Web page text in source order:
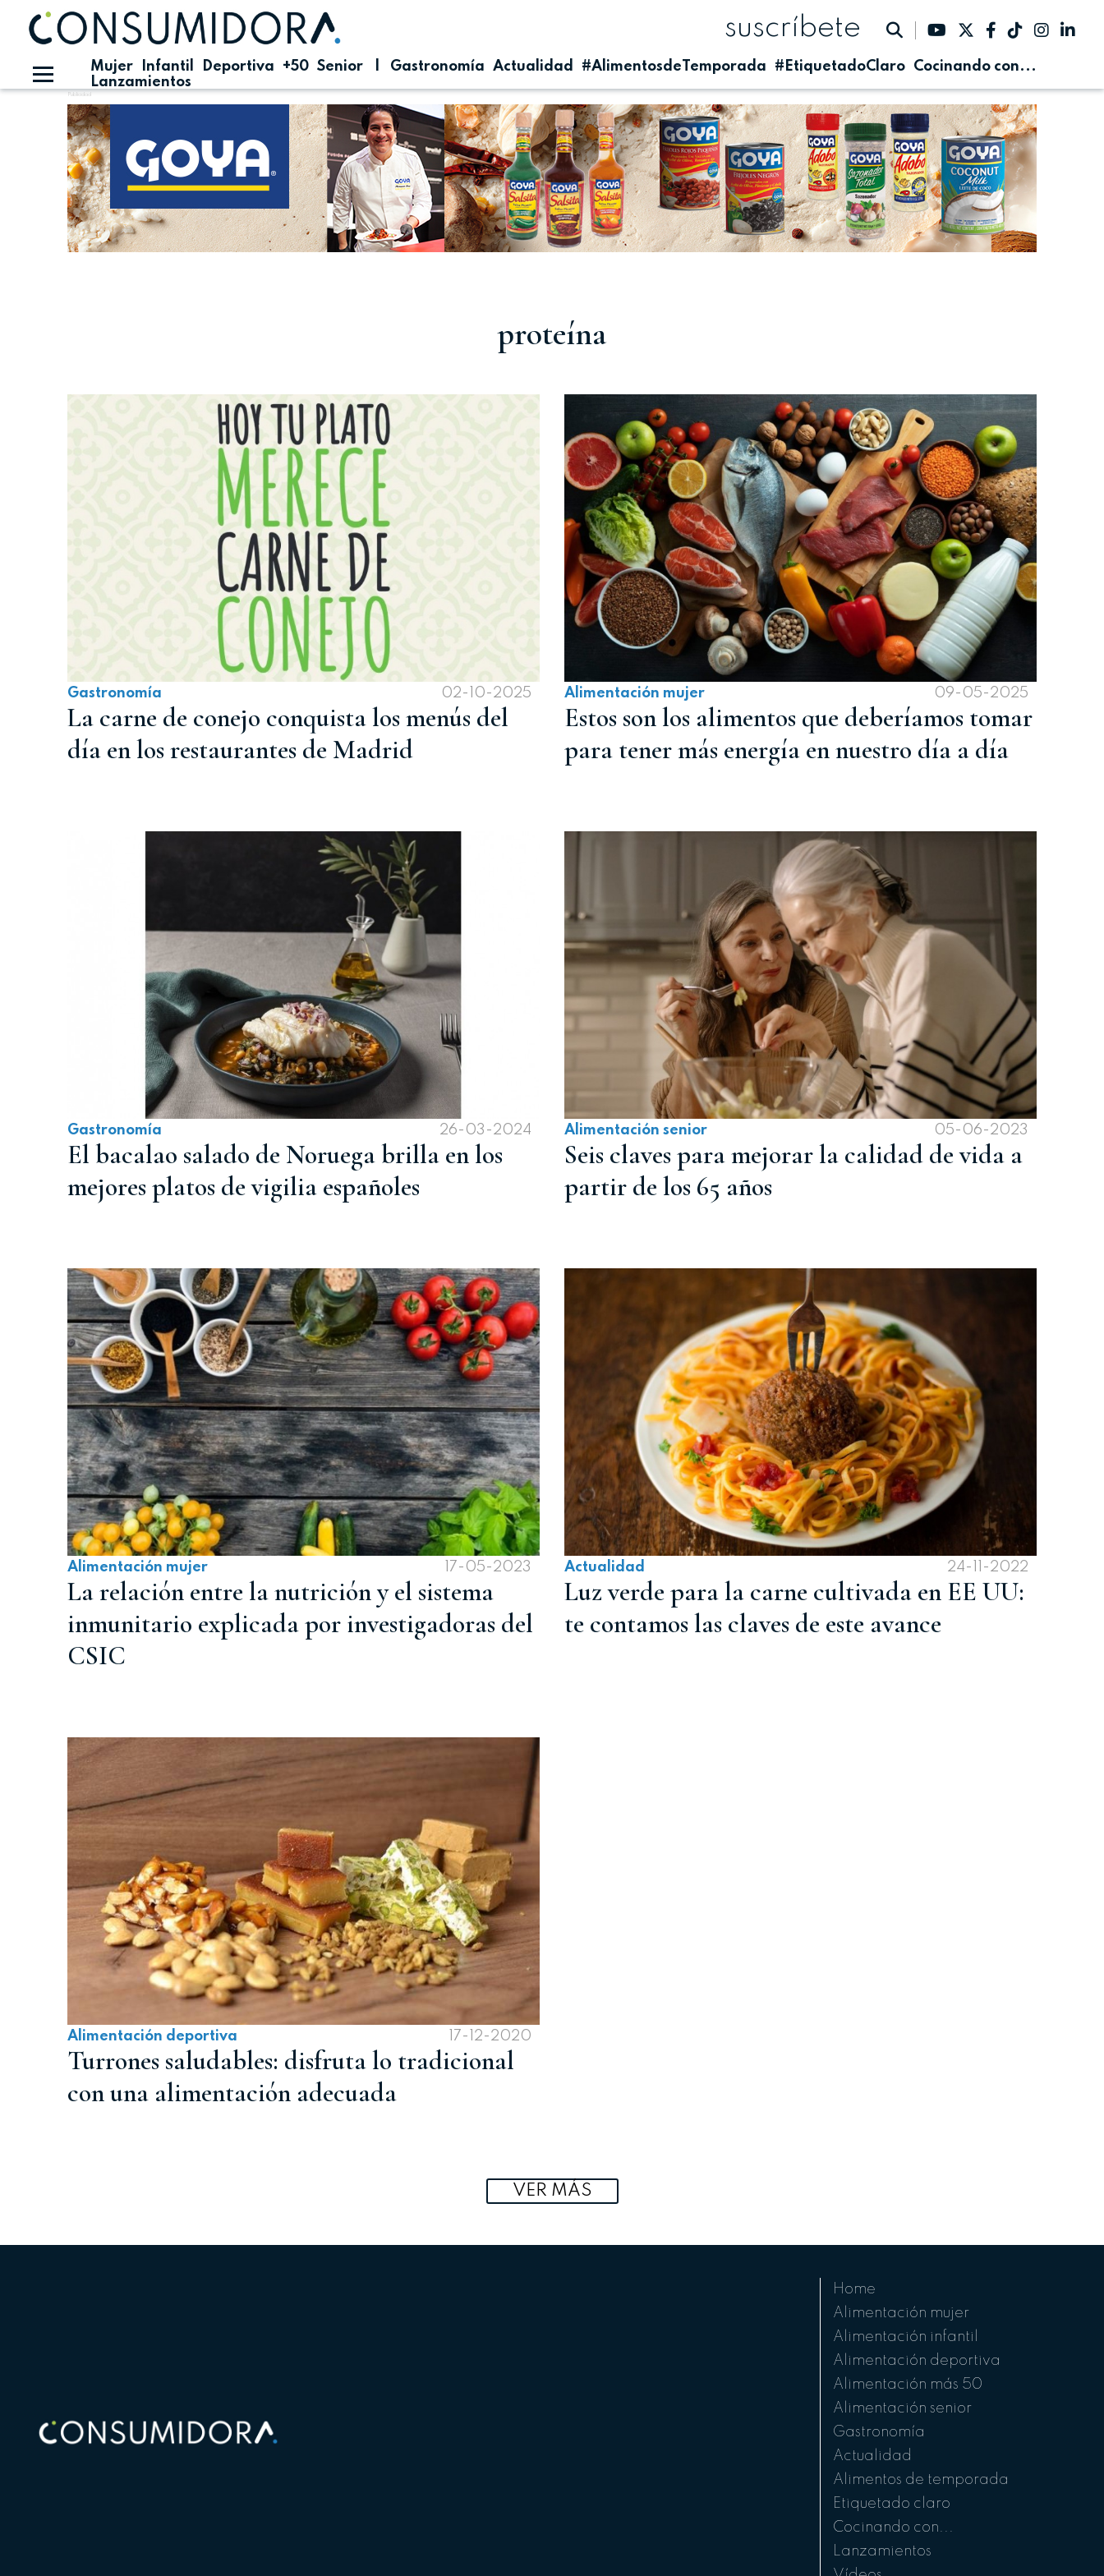
Mujer Infantil Deportiva +50 Senior | Gastronomía Actualidad #AlimentosdeTemporada #EtiquetadoClaro
Cocinando con...
Lanzamientos
suscríbete
Publicidad
proteína
Gastronomía 02-10-2025
La carne de conejo conquista los menús del
día en los restaurantes de Madrid
Alimentación mujer 09-05-2025
Estos son los alimentos que deberíamos tomar
para tener más energía en nuestro día a día
Gastronomía 26-03-2024
El bacalao salado de Noruega brilla en los
mejores platos de vigilia españoles
Alimentación senior 05-06-2023
Seis claves para mejorar la calidad de vida a
partir de los 65 años
Alimentación mujer 17-05-2023
La relación entre la nutrición y el sistema
inmunitario explicada por investigadoras del
CSIC
Actualidad 24-11-2022
Luz verde para la carne cultivada en EE UU:
te contamos las claves de este avance
Alimentación deportiva 17-12-2020
Turrones saludables: disfruta lo tradicional
con una alimentación adecuada
VER MÁS
Home
Alimentación mujer
Alimentación infantil
Alimentación deportiva
Alimentación más 50
Alimentación senior
Gastronomía
Actualidad
Alimentos de temporada
Etiquetado claro
Cocinando con...
Lanzamientos